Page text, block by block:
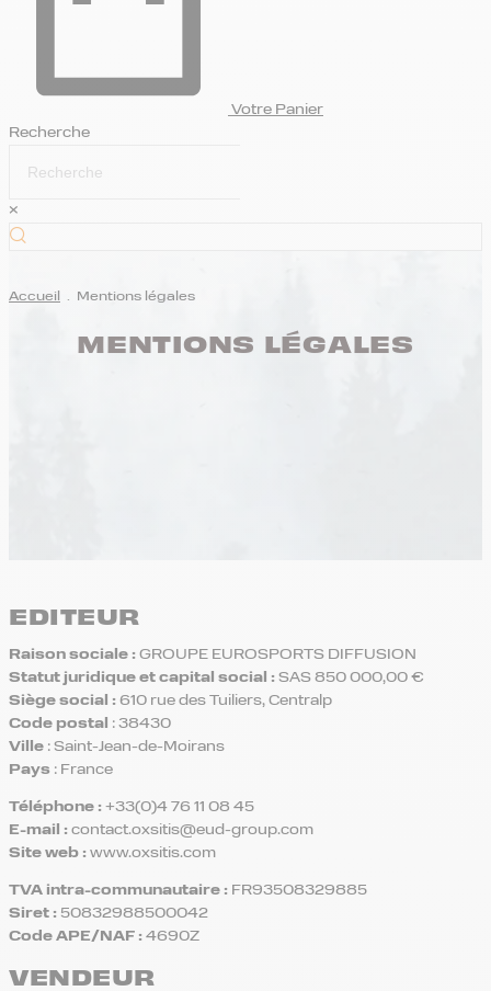
Votre Panier
Recherche
×
Accueil . Mentions légales
MENTIONS LÉGALES
EDITEUR
Raison sociale : GROUPE EUROSPORTS DIFFUSION
Statut juridique et capital social : SAS 850 000,00 €
Siège social : 610 rue des Tuiliers, Centralp
Code postal
: 38430
Ville : Saint-Jean-de-Moirans
Pays : France
Téléphone : +33(0)4 76 11 08 45
E-mail : contact.oxsitis@eud-group.com
Site web : www.oxsitis.com
TVA intra-communautaire : FR93508329885
Siret : 50832988500042
Code APE/NAF : 4690Z
VENDEUR